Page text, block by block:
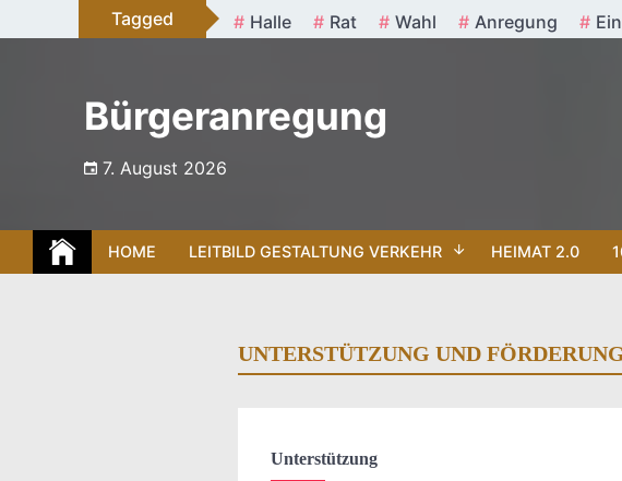
to
Tagged Halle Rat Wahl Anregung
Bürgeranregung
7. August 2026
HOME LEITBILD GESTALTUNG VERKEHR HEIMAT 2.0
UNTERSTÜTZUNG UND
Unterstützung